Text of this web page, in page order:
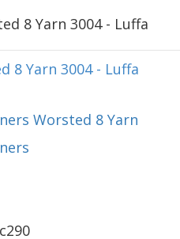
8 Yarn 3004 - Luffa
8 Yarn 3004 - Luffa
Worsted 8 Yarn